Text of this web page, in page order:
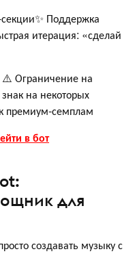
Поддержка
итерация: «сделай
⚠️ Ограничение на
на некоторых
премиум-семплам
в бот
для
создавать музыку с